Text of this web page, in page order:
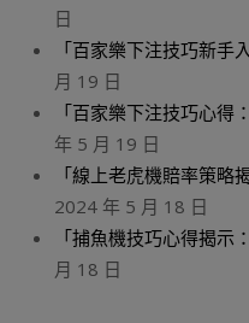
日
「百家樂下注技巧新手
月 19 日
「百家樂下注技巧心得
年 5 月 19 日
「線上老虎機賠率策略
2024 年 5 月 18 日
「捕魚機技巧心得揭示
月 18 日